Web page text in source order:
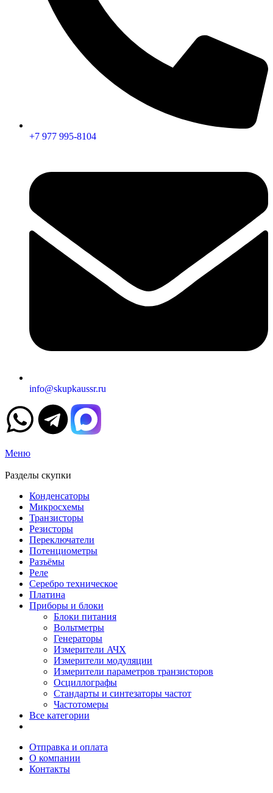
+7 977 995-8104
info@skupkaussr.ru
Меню
Разделы скупки
Конденсаторы
Микросхемы
Транзисторы
Резисторы
Переключатели
Потенциометры
Разъёмы
Реле
Серебро техническое
Платина
Приборы и блоки
Блоки питания
Вольтметры
Генераторы
Измерители АЧХ
Измерители модуляции
Измерители параметров транзисторов
Осциллографы
Стандарты и синтезаторы частот
Частотомеры
Все категории
Отправка и оплата
О компании
Контакты